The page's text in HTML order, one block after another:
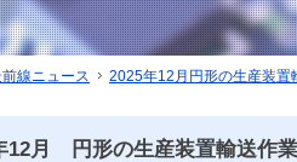
線ニュース 2025年12月円形の生産装置
12月 円形の生産装置輸送作業